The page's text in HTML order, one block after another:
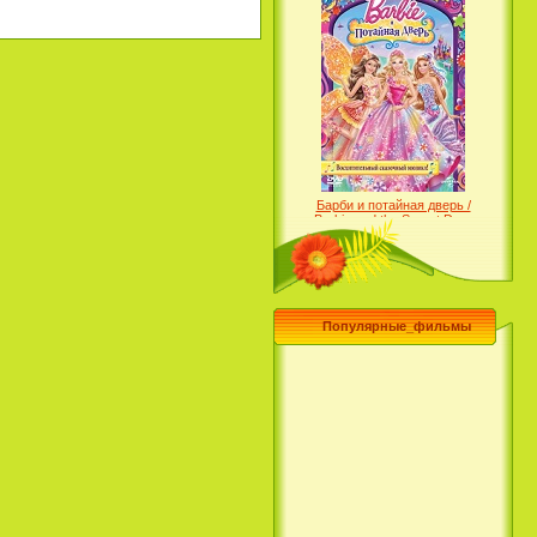
Барби и потайная дверь /
Barbie and the Secret Door
(2014)
Популярные_фильмы